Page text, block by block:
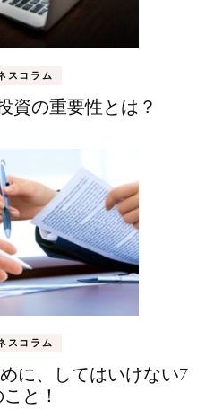
スコラム
資の重要性とは？
スコラム
に、してはいけない7
と！